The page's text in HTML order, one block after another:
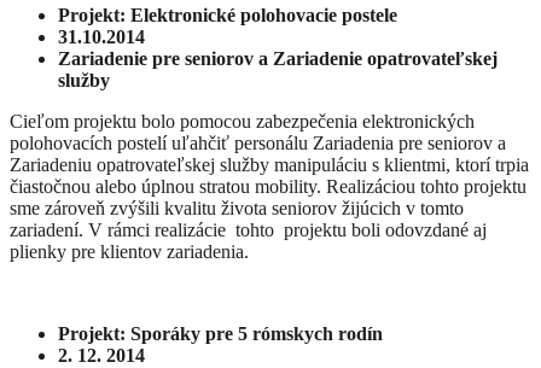
Projekt: Elektronické polohovacie postele
31.10.2014
Zariadenie pre seniorov a Zariadenie opatrovateľskej
služby
Cieľom projektu bolo pomocou zabezpečenia elektronických
polohovacích postelí uľahčiť personálu Zariadenia pre seniorov a
Zariadeniu opatrovateľskej služby manipuláciu s klientmi, ktorí trpia
čiastočnou alebo úplnou stratou mobility. Realizáciou tohto projektu
sme zároveň zvýšili kvalitu života seniorov žijúcich v tomto
zariadení. V rámci realizácie tohto projektu boli odovzdané aj
plienky pre klientov zariadenia.
Projekt: Sporáky pre 5 rómskych rodín
2. 12. 2014